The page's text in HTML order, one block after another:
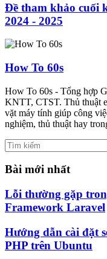
Đề tham khảo cuối
2024 - 2025
How To 60s
How To 60s - Tổng hợp
KNTT, CTST. Thủ thuật
vặt máy tính giúp công
nghiệm, thủ thuật hay
Bài mới nhất
Lỗi thường gặp
Framework Laravel
Hướng dẫn cài đặt
PHP trên Ubuntu